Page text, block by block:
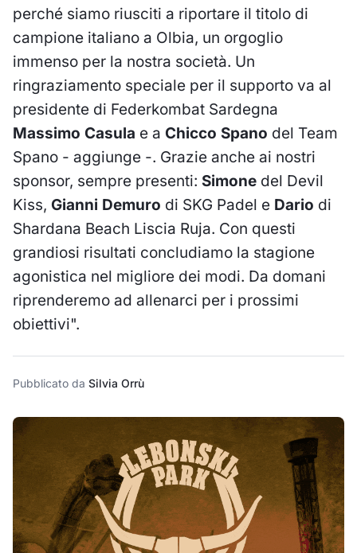
perché siamo riusciti a riportare il titolo di
campione italiano a Olbia, un orgoglio
immenso per la nostra società. Un
ringraziamento speciale per il supporto va al
presidente di Federkombat Sardegna
Massimo Casula e a Chicco Spano del Team
Spano - aggiunge -. Grazie anche ai nostri
sponsor, sempre presenti: Simone del Devil
Kiss, Gianni Demuro di SKG Padel e Dario di
Shardana Beach Liscia Ruja. Con questi
grandiosi risultati concludiamo la stagione
agonistica nel migliore dei modi. Da domani
riprenderemo ad allenarci per i prossimi
obiettivi".
Pubblicato da Silvia Orrù